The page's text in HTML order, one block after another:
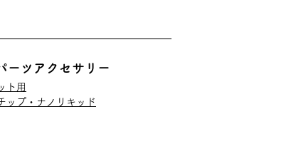
ーツアクセサリー
ト用​
ップ・ナノリキッド